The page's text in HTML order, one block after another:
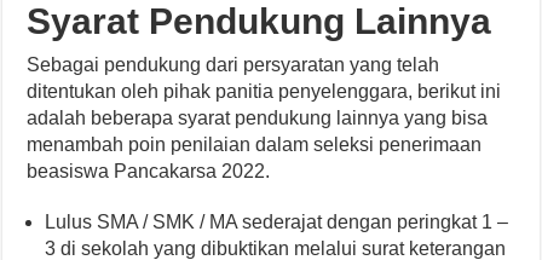
Syarat Pendukung Lainnya
Sebagai pendukung dari persyaratan yang telah
ditentukan oleh pihak panitia penyelenggara, berikut ini
adalah beberapa syarat pendukung lainnya yang bisa
menambah poin penilaian dalam seleksi penerimaan
beasiswa Pancakarsa 2022.
Lulus SMA / SMK / MA sederajat dengan peringkat 1 –
3 di sekolah yang dibuktikan melalui surat keterangan